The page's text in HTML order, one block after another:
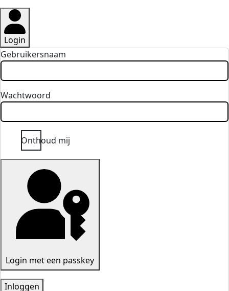
Login
Gebruikersnaam
Wachtwoord
Onthoud mij
Login met een passkey
Inloggen